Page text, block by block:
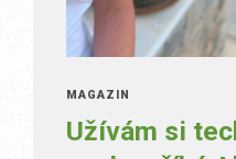
MAGAZÍN
Užívám si